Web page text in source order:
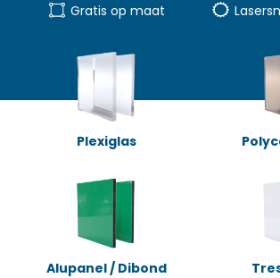
Gratis op maat
Plexiglas
Alupanel / Dibond